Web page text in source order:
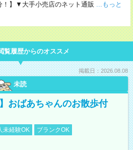
！】▼大手小売店のネット通販 ...もっと
覧履歴からのオススメ
掲載日：2026.08.08
未読
おばあちゃんのお散歩付
未経験OK
ブランクOK